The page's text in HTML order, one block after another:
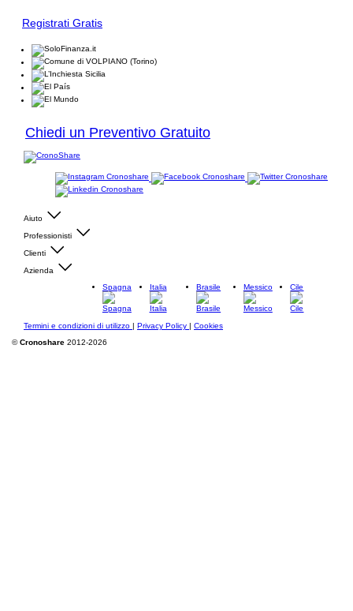
Registrati Gratis
Chiedi un Preventivo Gratuito
Aiuto
Professionisti
Clienti
Azienda
Spagna
Italia Brasile Messico Cile
Termini e condizioni di utilizzo | Privacy Policy | Cookies
©Cronoshare 2012-2026